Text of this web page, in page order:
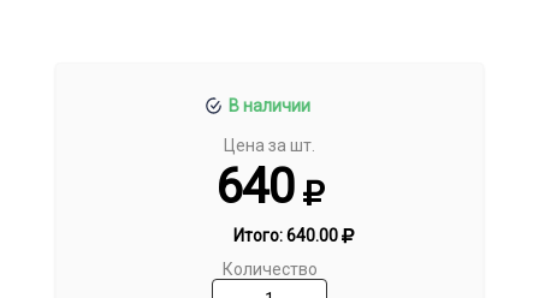
В наличии
Цена за шт.
640
Итого:640.00
Количество